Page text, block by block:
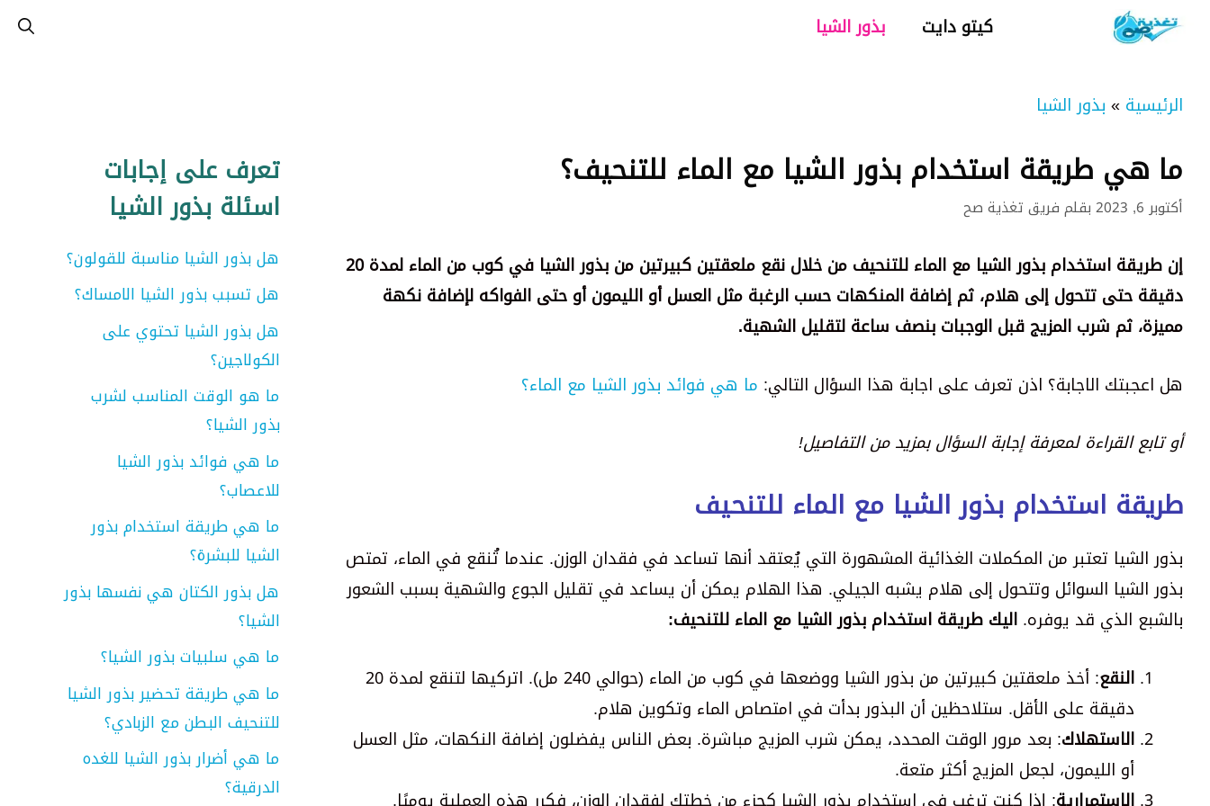
انتقل
كيتو دايت بذور الشيا
الرئيسية » بذور الشيا
ما هي طريقة استخدام بذور الشيا مع الماء للتنحيف؟
أكتوبر 6, 2023 بقلم فريق تغذية صح
إن طريقة استخدام بذور الشيا مع الماء للتنحيف من خلال نقع ملعقتين كبيرتين من بذور الشيا في كوب من الماء لمدة 20
دقيقة حتى تتحول إلى هلام، ثم إضافة المنكهات حسب الرغبة مثل العسل أو الليمون أو حتى الفواكه لإضافة نكهة
مميزة، ثم شرب المزيج قبل الوجبات بنصف ساعة لتقليل الشهية.
هل اعجبتك الاجابة؟ اذن تعرف على اجابة هذا السؤال التالي: ما هي فوائد بذور الشيا مع الماء؟
أو تابع القراءة لمعرفة إجابة السؤال بمزيد من التفاصيل!
طريقة استخدام بذور الشيا مع الماء للتنحيف
بذور الشيا تعتبر من المكملات الغذائية المشهورة التي يُعتقد أنها تساعد في فقدان الوزن. عندما تُنقع في الماء، تمتص
بذور الشيا السوائل وتتحول إلى هلام يشبه الجيلي. هذا الهلام يمكن أن يساعد في تقليل الجوع والشهية بسبب الشعور
بالشبع الذي قد يوفره. اليك طريقة استخدام بذور الشيا مع الماء للتنحيف:
النقع
: أخذ ملعقتين كبيرتين من بذور الشيا ووضعها في كوب من الماء (حوالي 240 مل). اتركيها لتنقع لمدة 20
دقيقة على الأقل. ستلاحظين أن البذور بدأت في امتصاص الماء وتكوين هلام.
الاستهلاك: بعد مرور الوقت المحدد، يمكن شرب المزيج مباشرة. بعض الناس يفضلون إضافة النكهات، مثل العسل
أو الليمون، لجعل المزيج أكثر متعة.
تعرف على إجابات
اسئلة بذور الشيا
هل بذور الشيا مناسبة للقولون؟
هل تسبب بذور الشيا الامساك؟
هل بذور الشيا تحتوي على
الكولاجين؟
ما هو الوقت المناسب لشرب
بذور الشيا؟
ما هي فوائد بذور الشيا
للاعصاب؟
ما هي طريقة استخدام بذور
الشيا للبشرة؟
هل بذور الكتان هي نفسها بذور
الشيا؟
ما هي سلبيات بذور الشيا؟
ما هي طريقة تحضير بذور الشيا
للتنحيف البطن مع الزبادي؟
ما هي أضرار بذور الشيا للغده
الدرقية؟